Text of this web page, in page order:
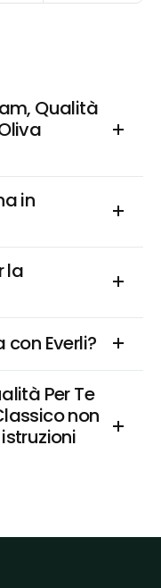
Qualità
in
la
Everli?
Per Te
non